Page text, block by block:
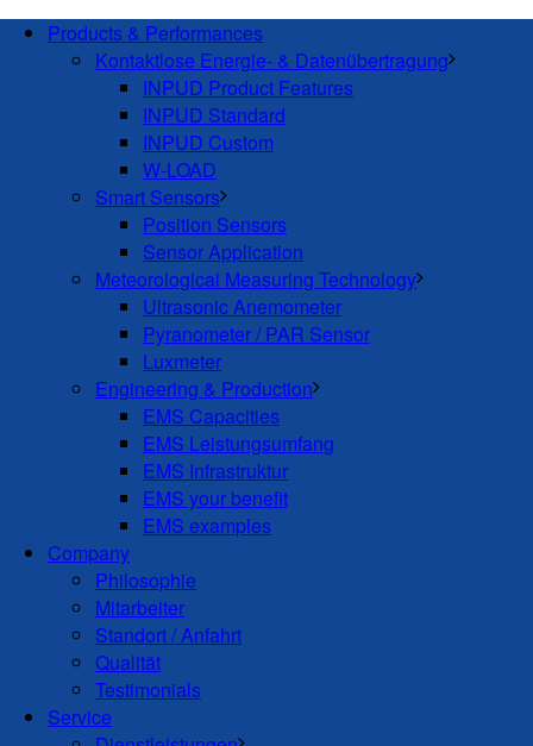
Products & Performances
Kontaktlose Energie- & Datenübertragung
INPUD Product Features
INPUD Standard
INPUD Custom
W-LOAD
Smart Sensors
Position Sensors
Sensor Application
Meteorological Measuring Technology
Ultrasonic Anemometer
Pyranometer / PAR Sensor
Luxmeter
Engineering & Production
EMS Capacities
EMS Leistungsumfang
EMS Infrastruktur
EMS your benefit
EMS examples
Company
Philosophie
Mitarbeiter
Standort / Anfahrt
Qualität
Testimonials
Service